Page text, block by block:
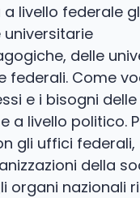
a livello federale
universitarie
delle
federali. Come
e i bisogni delle
a livello politico.
gli uffici federali,
della
organi nazionali